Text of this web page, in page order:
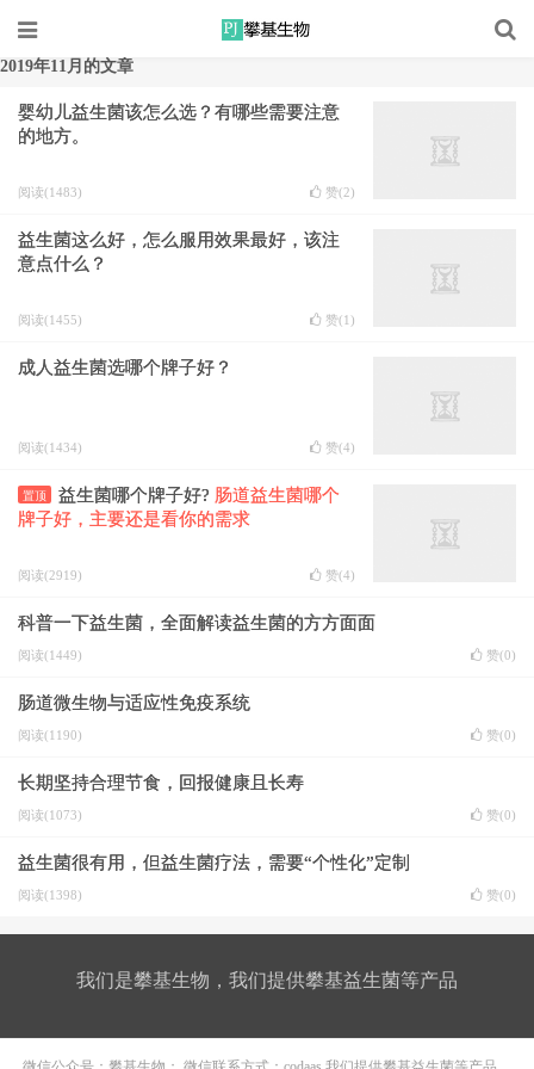
2019年11月的文章
婴幼儿益生菌该怎么选？有哪些需要注意
的地方。
阅读(1483) 赞(2)
益生菌这么好，怎么服用效果最好，该注
意点什么？
阅读(1455) 赞(1 )
成人益生菌选哪个牌子好？
阅读(1434) 赞(4)
益生菌哪个牌子好? 肠道益生菌哪个
牌子好，主要还是看你的需求
置顶
阅读(2919) 赞(4)
科普一下益生菌，全面解读益生菌的方方面面
阅读(1449) 赞(0)
肠道微生物与适应性免疫系统
阅读(1190) 赞(0)
长期坚持合理节食，回报健康且长寿
阅读(1073) 赞(0)
益生菌很有用，但益生菌疗法，需要“个性化”定制
阅读(1398) 赞(0)
我们是攀基生物，我们提供攀基益生菌等产品